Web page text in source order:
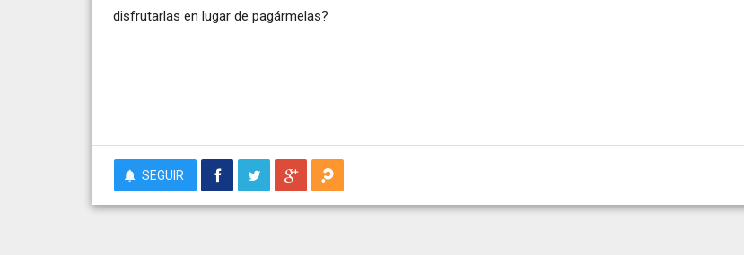
disfrutarlas en lugar de pagármelas?
SEGUIR